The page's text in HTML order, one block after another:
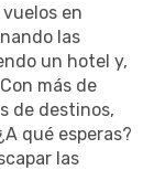
en
las
un hotel y,
más de
de destinos,
qué esperas?
las